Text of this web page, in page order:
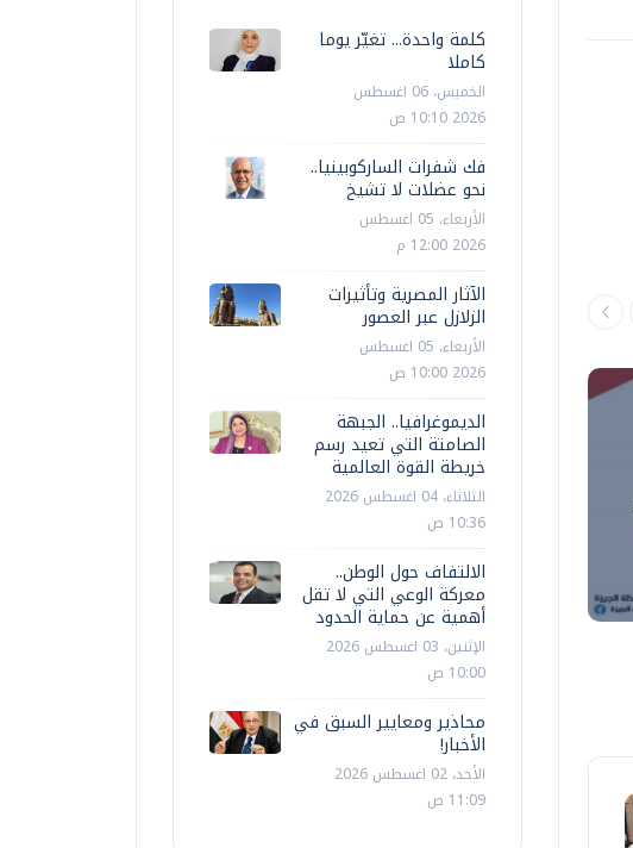
محافظات
بالجيزة لرفع كفاءة الطبقة الأسفلتية
إيمان العربي الجمعة، 12 يونيه 2026 12:15 م
كلمة واحدة... تغيّر يوما
كاملا
الخميس، 06 اغسطس
2026 10:10 ص
فك شفرات الساركوبينيا..
نحو عضلات لا تشيخ
الأربعاء، 05 اغسطس
2026 12:00 م
الآثار المصرية وتأثيرات
الزلازل عبر العصور
الأربعاء، 05 اغسطس
2026 10:00 ص
الديموغرافيا.. الجبهة
الصامتة التي تعيد رسم
خريطة القوة العالمية
الثلاثاء، 04 اغسطس 2026
10:36 ص
الالتفاف حول الوطن..
معركة الوعي التي لا تقل
أهمية عن حماية الحدود
الإثنين، 03 اغسطس 2026
10:00 ص
محاذير ومعايير السبق في
الأخبار!
الأحد، 02 اغسطس 2026
11:09 ص